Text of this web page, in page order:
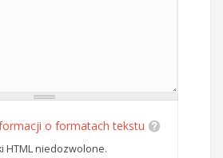
o formatach tekstu
HTML niedozwolone.